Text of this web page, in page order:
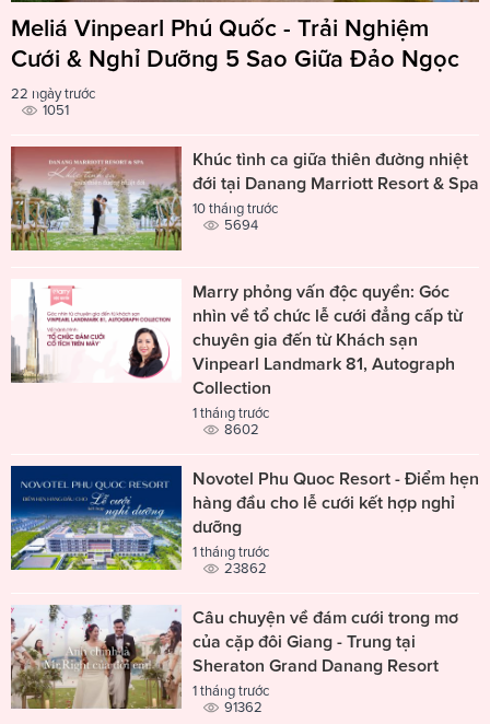
Meliá Vinpearl Phú Quốc - Trải Nghiệm
Cưới & Nghỉ Dưỡng 5 Sao Giữa Đảo Ngọc
22 ngày trước
1051
Khúc tình ca giữa thiên đường nhiệt
đới tại Danang Marriott Resort & Spa
10 tháng trước
5694
Marry phỏng vấn độc quyền: Góc
nhìn về tổ chức lễ cưới đẳng cấp từ
chuyên gia đến từ Khách sạn
Vinpearl Landmark 81, Autograph
Collection
1 tháng trước
8602
Novotel Phu Quoc Resort - Điểm hẹn
hàng đầu cho lễ cưới kết hợp nghỉ
dưỡng
1 tháng trước
23862
Câu chuyện về đám cưới trong mơ
của cặp đôi Giang - Trung tại
Sheraton Grand Danang Resort
1 tháng trước
91362